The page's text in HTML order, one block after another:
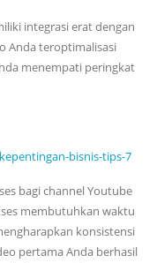
integrasi erat dengan
Anda teroptimalisasi
menempati peringkat
bagi channel Youtube
membutuhkan waktu
konsistensi
pertama Anda berhasil